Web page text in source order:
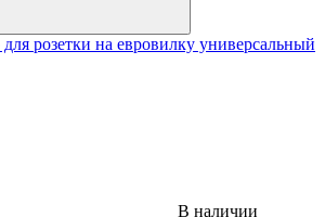
розетки на евровилку универсальный
В наличии